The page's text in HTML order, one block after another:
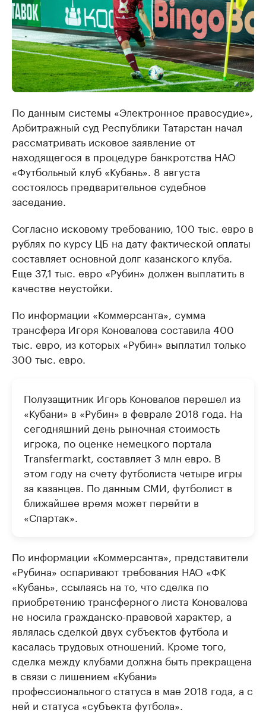
По данным системы «Электронное правосудие»,
Арбитражный суд Республики Татарстан начал
рассматривать исковое заявление от
находящегося в процедуре банкротства НАО
«Футбольный клуб «Кубань». 8 августа
состоялось предварительное судебное
заседание.
Согласно исковому требованию, 100 тыс. евро в
рублях по курсу ЦБ на дату фактической оплаты
составляет основной долг казанского клуба.
Еще 37,1 тыс. евро «Рубин» должен выплатить в
качестве неустойки.
По информации «Коммерсанта», сумма
трансфера Игоря Коновалова составила 400
тыс. евро, из которых «Рубин» выплатил только
300 тыс. евро.
Полузащитник Игорь Коновалов перешел из
«Кубани» в «Рубин» в феврале 2018 года. На
сегодняшний день рыночная стоимость
игрока, по оценке немецкого портала
Transfermarkt, составляет 3 млн евро. В
этом году на счету футболиста четыре игры
за казанцев. По данным СМИ, футболист в
ближайшее время может перейти в
«Спартак».
По информации «Коммерсанта», представители
«Рубина» оспаривают требования НАО «ФК
«Кубань», ссылаясь на то, что сделка по
приобретению трансферного листа Коновалова
не носила гражданско-правовой характер, а
являлась сделкой двух субъектов футбола и
касалась трудовых отношений. Кроме того,
сделка между клубами должна быть прекращена
в связи с лишением «Кубани»
профессионального статуса в мае 2018 года, а с
ней и статуса «субъекта футбола».